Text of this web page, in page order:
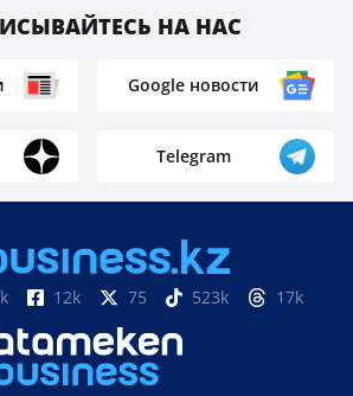
НА НАС
Google новости
Telegram
12k 75 523k 17k